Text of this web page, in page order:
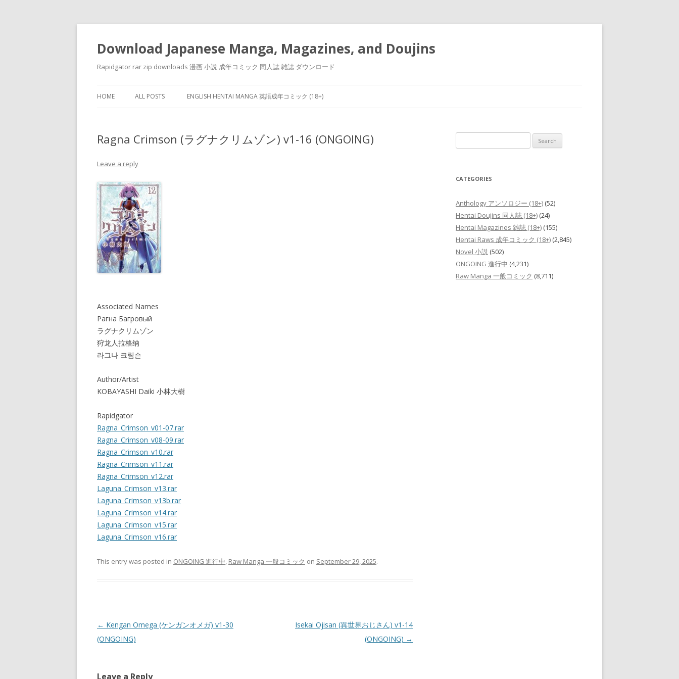
Download Japanese Manga, Magazines, and Doujins
Rapidgator rar zip downloads 漫画 小説 成年コミック 同人誌 雑誌 ダウンロード
HOME ALL POSTS ENGLISH HENTAI MANGA 英語成年コミック (18+)
Ragna Crimson (ラグナクリムゾン) v1-16 (ONGOING)
Leave a reply
Associated Names
Рагна Багровый
ラグナクリムゾン
狩龙人拉格纳
라그나 크림슨
Author/Artist
KOBAYASHI Daiki 小林大樹
Rapidgator
Ragna_Crimson_v01-07.rar
Ragna_Crimson_v08-09.rar
Ragna_Crimson_v10.rar
Ragna_Crimson_v11.rar
Ragna_Crimson_v12.rar
Laguna_Crimson_v13.rar
Laguna_Crimson_v13b.rar
Laguna_Crimson_v14.rar
Laguna_Crimson_v15.rar
Laguna_Crimson_v16.rar
This entry was posted in ONGOING 進行中, Raw Manga 一般コミック on September 29, 2025.
Post
navigation
← Kengan Omega (ケンガンオメガ) v1-30
(ONGOING)
Isekai Ojisan (異世界おじさん) v1-14
(ONGOING) →
Leave a Reply
for:
CATEGORIES
Anthology アンソロジー (18+) (52)
Hentai Doujins 同人誌 (18+) (24)
Hentai Magazines 雑誌 (18+) (155)
Hentai Raws 成年コミック (18+) (2,845)
Novel 小説 (502)
ONGOING 進行中 (4,231)
Raw Manga 一般コミック (8,711)